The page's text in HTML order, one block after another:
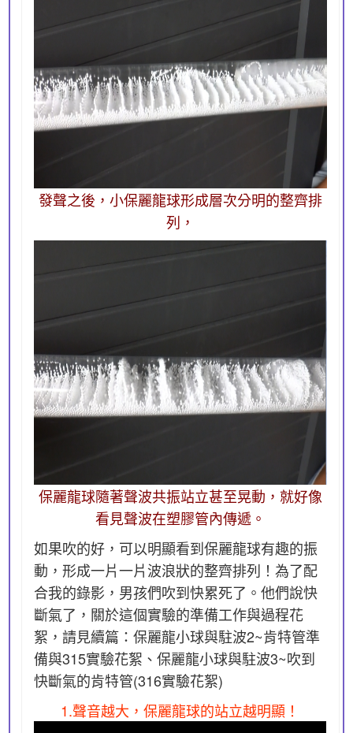
發聲之後，小保麗龍球形成層次分明的整齊排
列，
保麗龍球隨著聲波共振站立甚至晃動，就好像
看見聲波在塑膠管內傳遞。
如果吹的好，可以明顯看到保麗龍球有趣的振
動，形成一片一片波浪狀的整齊排列！為了配
合我的錄影，男孩們吹到快累死了。他們說快
斷氣了，關於這個實驗的準備工作與過程花
絮，請見續篇：保麗龍小球與駐波2~肯特管準
備與315實驗花絮、保麗龍小球與駐波3~吹到
快斷氣的肯特管(316實驗花絮)
1.聲音越大，保麗龍球的站立越明顯！